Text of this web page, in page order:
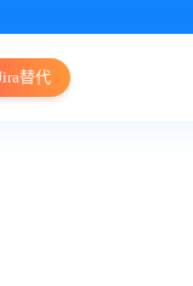
替代